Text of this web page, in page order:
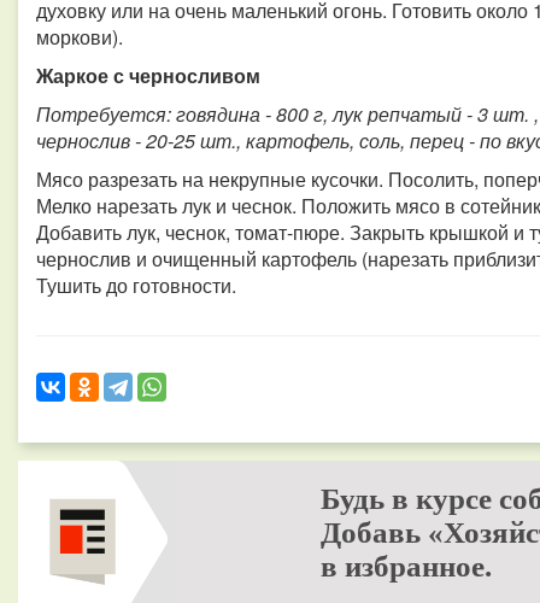
духовку или на очень маленький огонь. Готовить
моркови).
Жаркое с черносливом
Потребуется: говядина - 800 г, лук репчатый - 3 шт.
чернослив - 20-25 шт., картофель, соль, перец - по
Мясо разрезать на некрупные кусочки. Посолить,
Мелко нарезать лук и чеснок. Положить мясо в
Добавить лук, чеснок, томат-пюре. Закрыть крышкой и
чернослив и очищенный картофель (нарезать
Тушить до готовности.
Будь в курсе
Добавь
в избранное.